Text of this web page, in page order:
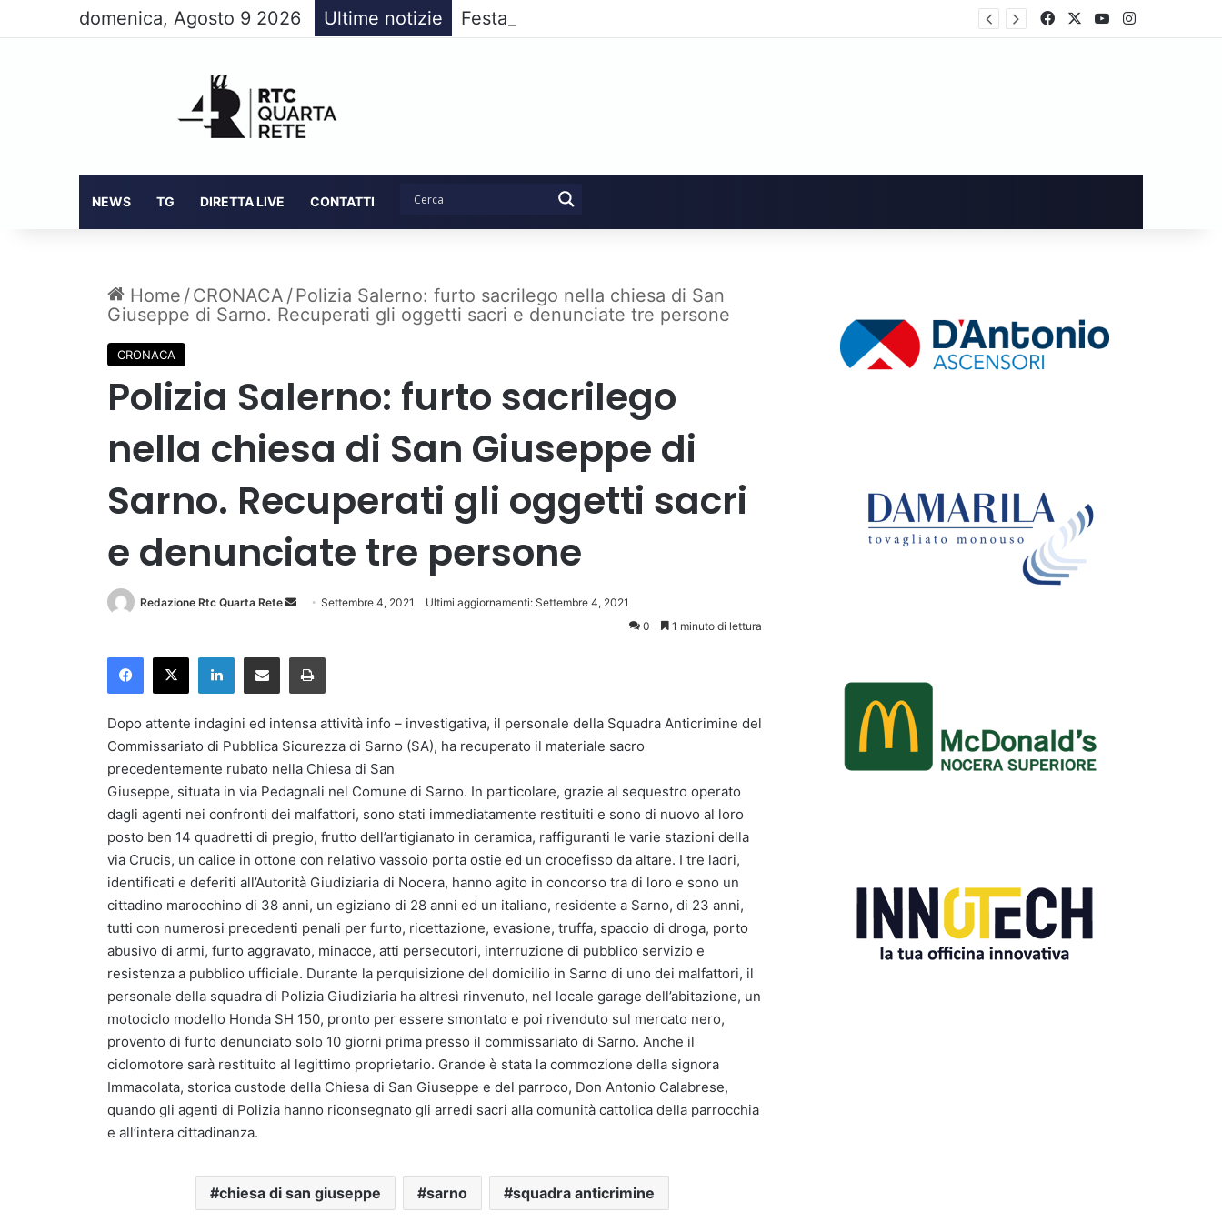
domenica, Agosto 9 2026 Ultime notizie FacebookYou TubeInstagram
NEWS TG DIRETTA LIVE CONTATTI
Home /CRONACA / Polizia Salerno: furto sacrilego nella chiesa di San
Giuseppe di Sarno. Recuperati gli oggetti sacri e denunciate tre persone
CRONACA
Polizia Salerno: furto sacrilego
nella chiesa di San Giuseppe di
Sarno. Recuperati gli oggetti sacri
e denunciate tre persone
Redazione Rtc Quarta Rete
Invia Settembre 4, 2021
Ultimi aggiornamenti: Settembre 4, 2021
0
1 minuto di lettura
Facebook
X LinkedIn
Condividi via EmailStampa
Dopo attente indagini ed intensa attività info – investigativa, il personale della Squadra Anticrimine del
Commissariato di Pubblica Sicurezza di Sarno (SA), ha recuperato il materiale sacro
precedentemente rubato nella Chiesa di San
Giuseppe, situata in via Pedagnali nel Comune di Sarno. In particolare, grazie al sequestro operato
dagli agenti nei confronti dei malfattori, sono stati immediatamente restituiti e sono di nuovo al loro
posto ben 14 quadretti di pregio, frutto dell’artigianato in ceramica, raffiguranti le varie stazioni della
via Crucis, un calice in ottone con relativo vassoio porta ostie ed un crocefisso da altare. I tre ladri,
identificati e deferiti all’Autorità Giudiziaria di Nocera, hanno agito in concorso tra di loro e sono un
cittadino marocchino di 38 anni, un egiziano di 28 anni ed un italiano, residente a Sarno, di 23 anni,
tutti con numerosi precedenti penali per furto, ricettazione, evasione, truffa, spaccio di droga, porto
abusivo di armi, furto aggravato, minacce, atti persecutori, interruzione di pubblico servizio e
resistenza a pubblico ufficiale. Durante la perquisizione del domicilio in Sarno di uno dei malfattori, il
personale della squadra di Polizia Giudiziaria ha altresì rinvenuto, nel locale garage dell’abitazione, un
motociclo modello Honda SH 150, pronto per essere smontato e poi rivenduto sul mercato nero,
provento di furto denunciato solo 10 giorni prima presso il commissariato di Sarno. Anche il
ciclomotore sarà restituito al legittimo proprietario. Grande è stata la commozione della signora
Immacolata, storica custode della Chiesa di San Giuseppe e del parroco, Don Antonio Calabrese,
quando gli agenti di Polizia hanno riconsegnato gli arredi sacri alla comunità cattolica della parrocchia
e all’intera cittadinanza.
chiesa di san giuseppe sarno squadra anticrimine